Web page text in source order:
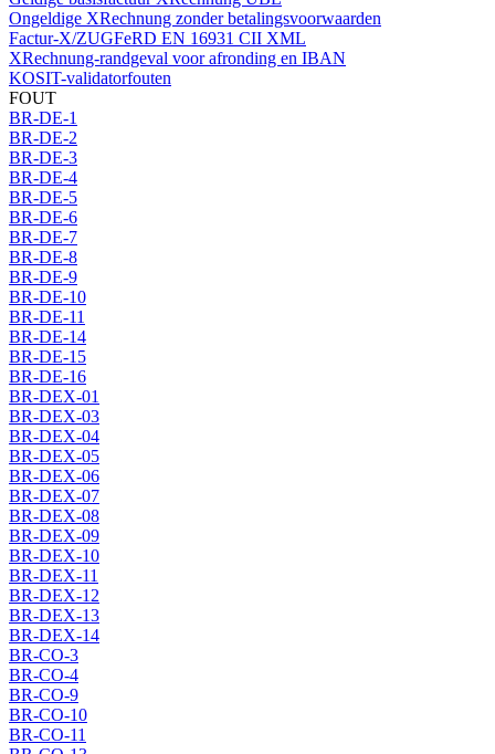
Ongeldige XRechnung zonder betalingsvoorwaarden
Factur-X/ZUGFeRD EN 16931 CII XML
XRechnung-randgeval voor afronding en IBAN
KOSIT-validatorfouten
FOUT
BR-DE-1
BR-DE-2
BR-DE-3
BR-DE-4
BR-DE-5
BR-DE-6
BR-DE-7
BR-DE-8
BR-DE-9
BR-DE-10
BR-DE-11
BR-DE-14
BR-DE-15
BR-DE-16
BR-DEX-01
BR-DEX-03
BR-DEX-04
BR-DEX-05
BR-DEX-06
BR-DEX-07
BR-DEX-08
BR-DEX-09
BR-DEX-10
BR-DEX-11
BR-DEX-12
BR-DEX-13
BR-DEX-14
BR-CO-3
BR-CO-4
BR-CO-9
BR-CO-10
BR-CO-11